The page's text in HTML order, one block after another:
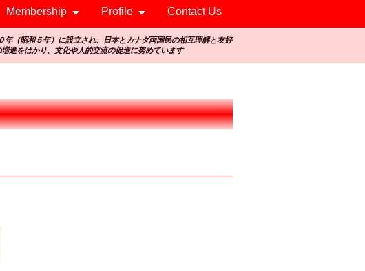
Membership Profile Contact Us
年（昭和５年）に設立され、日本とカナダ両国民の相互理解と友好
増進をはかり、文化や人的交流の促進に努めています